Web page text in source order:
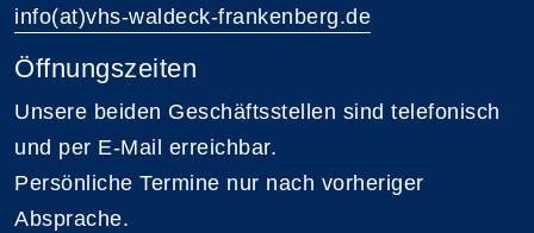
info(at)vhs-waldeck-frankenberg.de
Öffnungszeiten
Unsere beiden Geschäftsstellen sind telefonisch
und per E-Mail erreichbar.
Persönliche Termine nur nach vorheriger
Absprache.